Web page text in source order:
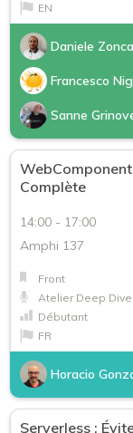
EN
Daniele Zonca
Francesco
Sanne
Complète
14:00 - 17:00
Amphi 137
Front
Atelier Deep Dive
Débutant
FR
Horacio
Serverless :